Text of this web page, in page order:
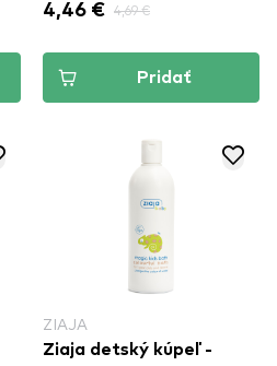
4,46 € 4,69 €
Pridať
ZIAJA
Ziaja detský kúpeľ -